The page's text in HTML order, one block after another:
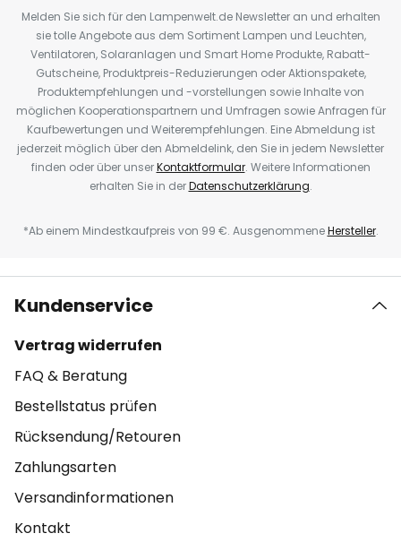
Melden Sie sich für den Lampenwelt.de Newsletter an und erhalten
sie tolle Angebote aus dem Sortiment Lampen und Leuchten,
Ventilatoren, Solaranlagen und Smart Home Produkte, Rabatt-
Gutscheine, Produktpreis-Reduzierungen oder Aktionspakete,
Produktempfehlungen und -vorstellungen sowie Inhalte von
möglichen Kooperationspartnern und Umfragen sowie Anfragen für
Kaufbewertungen und Weiterempfehlungen. Eine Abmeldung ist
jederzeit möglich über den Abmeldelink, den Sie in jedem Newsletter
finden oder über unserKontaktformular. Weitere Informationen
erhalten Sie in derDatenschutzerklärung.
*Ab einem Mindestkaufpreis von 99 €. AusgenommeneHersteller.
Kundenservice
Vertrag widerrufen
FAQ & Beratung
Bestellstatus prüfen
Rücksendung/Retouren
Zahlungsarten
Versandinformationen
Kontakt